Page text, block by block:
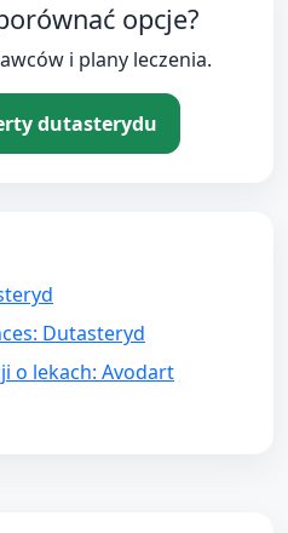
opcje?
i plany leczenia.
dutasterydu
Dutasteryd
o lekach: Avodart